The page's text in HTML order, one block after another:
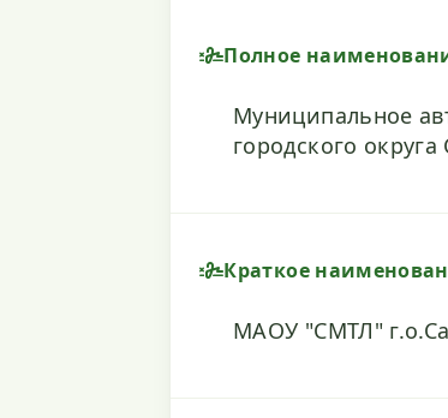
Полное
Муниципальное
городского округа
Краткое
МАОУ "СМТЛ"